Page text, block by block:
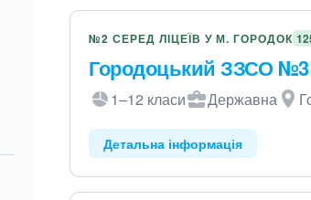
№2 СЕРЕД ЛІЦЕЇВ У М. ГОРОДОК
Городоцький ЗЗСО №3
1–12 класи Державна
Детальна інформація